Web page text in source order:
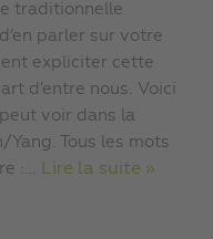
traditionnelle
parler sur votre
expliciter cette
d’entre nous. Voici
voir dans la
Tous les mots
: … Lire la suite »